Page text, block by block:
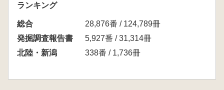
ランキング
総合
28,876番 / 124,789冊
発掘調査報告書
5,927番 / 31,314冊
北陸・新潟
338番 / 1,736冊